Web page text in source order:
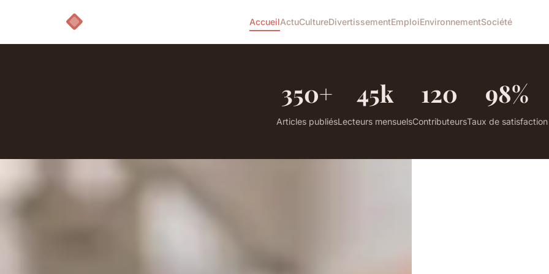
AccueilActuCultureDivertissementEmploiEnvironnementSociété
350+
Articles publiés
45k
Lecteurs mensuels
120
Contributeurs
98%
Taux de satisfaction